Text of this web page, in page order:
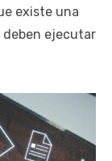
existe una
deben ejecutar